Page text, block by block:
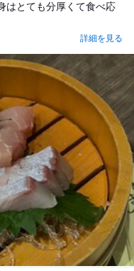
はとても分厚くて食べ応
詳細を見る